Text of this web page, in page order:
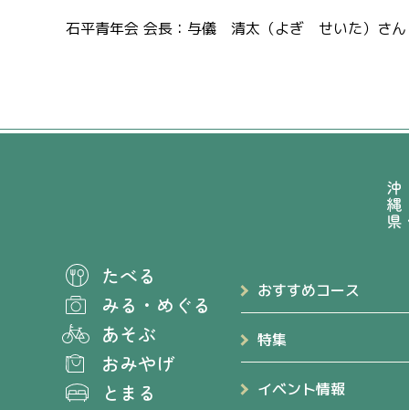
石平青年会 会長：与儀 清太（よぎ せいた）さん
たべる
みる ・ めぐる
あそぶ
おみやげ
とまる
おすすめコース
特集
イベント情報